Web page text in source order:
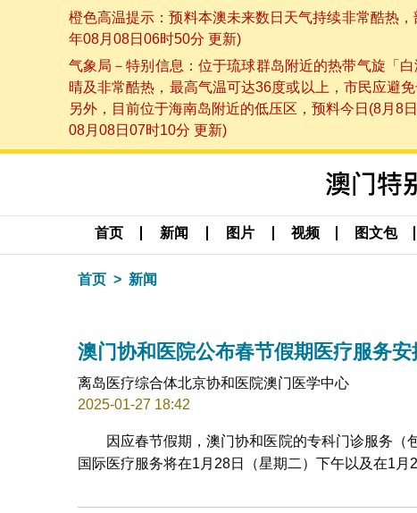
橙色高温提示：预料本澳未来数日天气持续非常酷热
年08月08日06时50分 更新)
气象局－特别信息：位于琉球群岛附近的热带气旋「
晴及非常酷热，最高气温可达36度或以上，市民应避
另外，目前位于海南岛附近的低压区，预料今日(8月8
08月08日07时10分 更新)
首页 新闻 图片 视频 图文包
首页 新闻
澳门协和医院公布春节假期医疗服务安
离岛医疗综合体北京协和医院澳门医学中心
2025-01-27 18:42
因应春节假期，澳门协和医院的专科门诊服务（
国际医疗服务将在1月28日（星期二）下午以及在1月